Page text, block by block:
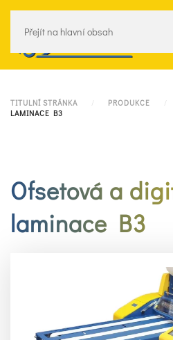
Přejít na hlavní obsah
TITULNÍ STRÁNKA PRODUKCE
LAMINACE B3
Ofsetová a
laminace B3